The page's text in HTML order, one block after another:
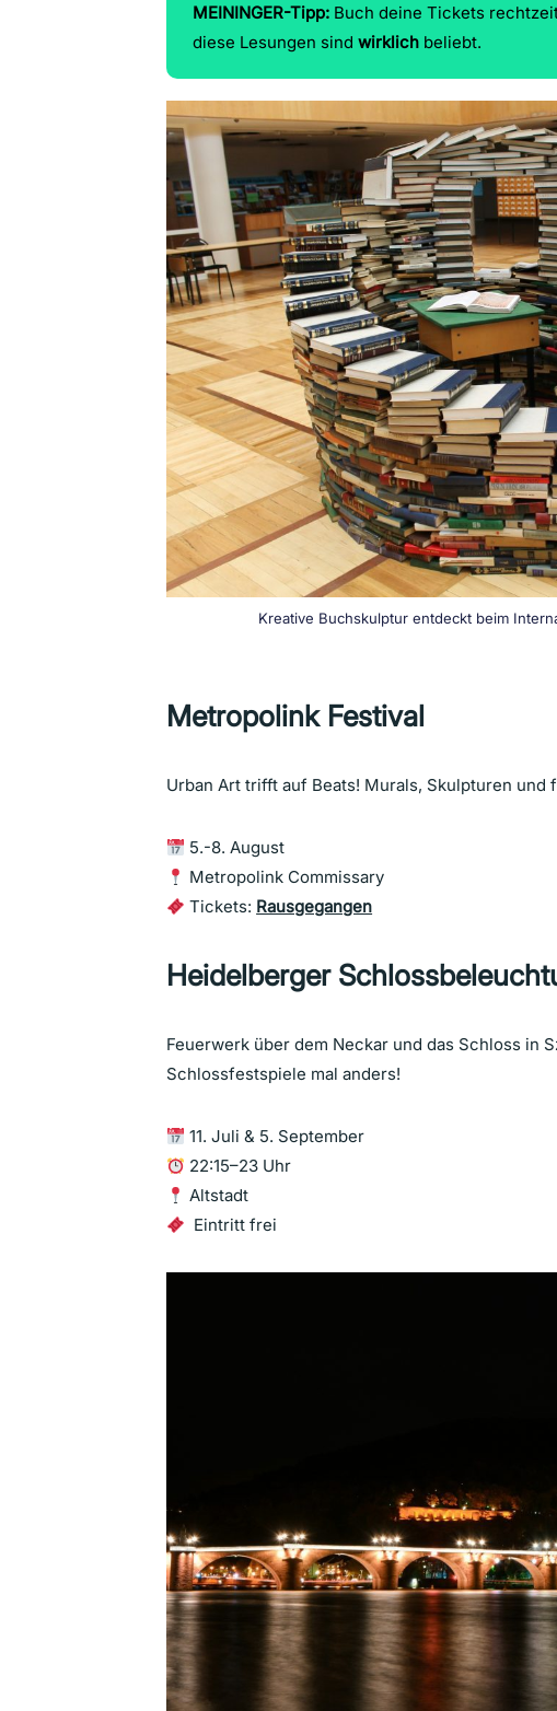
MEININGER-Tipp: Buch deine Tickets
diese Lesungen sind wirklich beliebt.
Kreative Buchskulptur entdeckt beim
Metropolink Festival
Urban Art trifft auf Beats! Murals, Skulpturen und
5.-8. August
Metropolink Commissary
Tickets: Rausgegangen
Heidelberger
Feuerwerk über dem Neckar und das Schloss in
Schlossfestspiele mal anders!
11. Juli & 5. September
22:15–23 Uhr
Altstadt
Eintritt frei